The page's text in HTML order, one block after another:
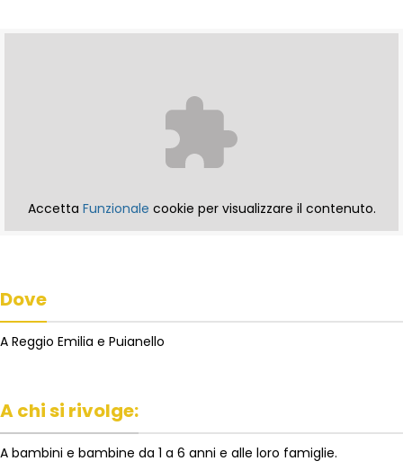
Accetta Funzionale cookie per visualizzare il contenuto.
Dove
A Reggio Emilia e Puianello
A chi si rivolge:
A bambini e bambine da 1 a 6 anni e alle loro famiglie.